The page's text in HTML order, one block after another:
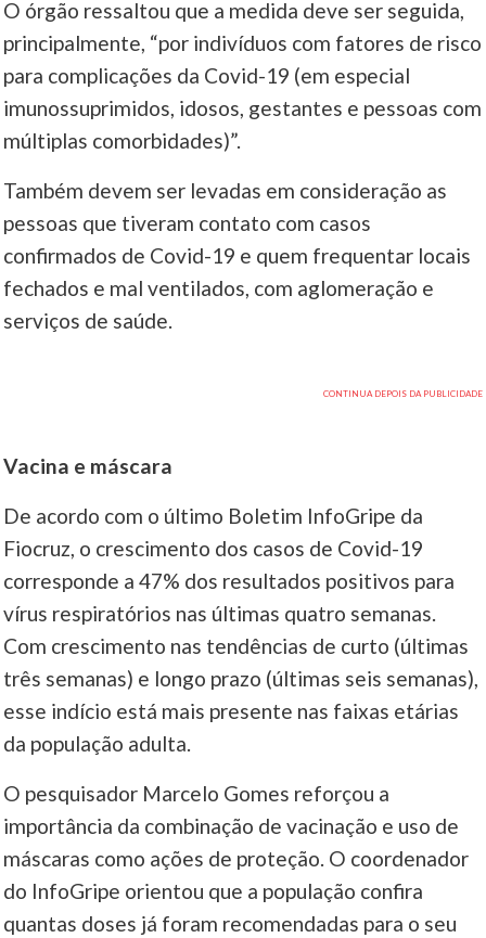
O órgão ressaltou que a medida deve ser seguida,
principalmente, “por indivíduos com fatores de risco
para complicações da Covid-19 (em especial
imunossuprimidos, idosos, gestantes e pessoas com
múltiplas comorbidades)”.
Também devem ser levadas em consideração as
pessoas que tiveram contato com casos
confirmados de Covid-19 e quem frequentar locais
fechados e mal ventilados, com aglomeração e
serviços de saúde.
Vacina e máscara
De acordo com o último Boletim InfoGripe da
Fiocruz, o crescimento dos casos de Covid-19
corresponde a 47% dos resultados positivos para
vírus respiratórios nas últimas quatro semanas.
Com crescimento nas tendências de curto (últimas
três semanas) e longo prazo (últimas seis semanas),
esse indício está mais presente nas faixas etárias
da população adulta.
O pesquisador Marcelo Gomes reforçou a
importância da combinação de vacinação e uso de
máscaras como ações de proteção. O coordenador
do InfoGripe orientou que a população confira
quantas doses já foram recomendadas para o seu